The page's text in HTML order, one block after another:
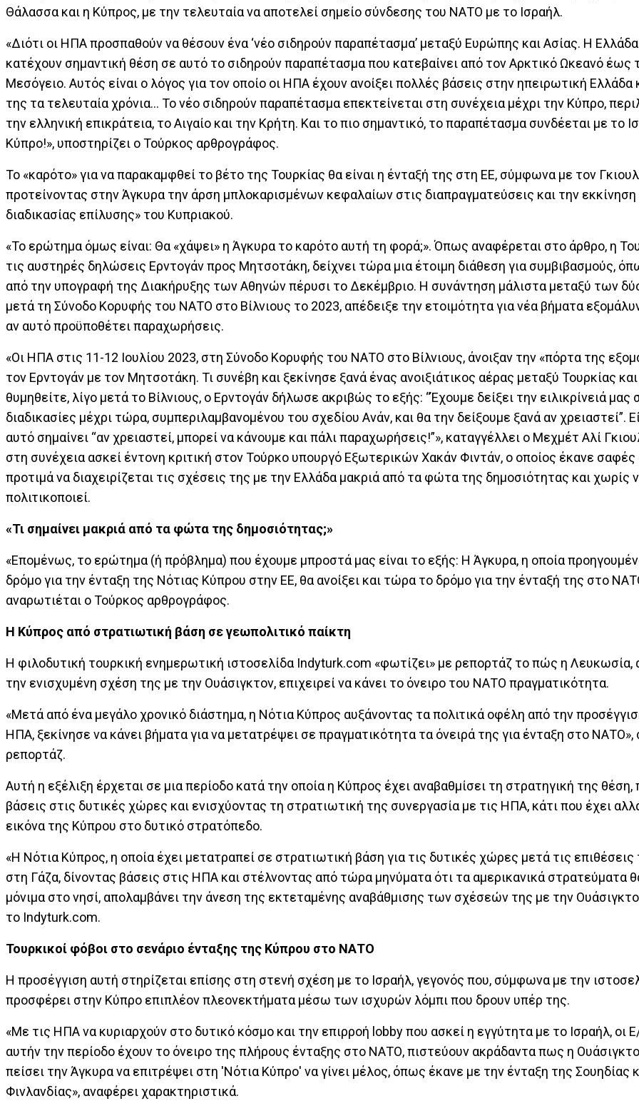
Θάλασσα και η Κύπρος, με την τελευταία να αποτελεί σημείο σύνδεσης του ΝΑΤΟ με το Ισραήλ.
«Διότι οι ΗΠΑ προσπαθούν να θέσουν ένα ‘νέο σιδηρούν παραπέτασμα’ μεταξύ Ευρώπης και Ασίας. Η
κατέχουν σημαντική θέση σε αυτό το σιδηρούν παραπέτασμα που κατεβαίνει από τον Αρκτικό Ωκεανό έως
Μεσόγειο. Αυτός είναι ο λόγος για τον οποίο οι ΗΠΑ έχουν ανοίξει πολλές βάσεις στην ηπειρωτική Ελλάδα
της τα τελευταία χρόνια... Το νέο σιδηρούν παραπέτασμα επεκτείνεται στη συνέχεια μέχρι την Κύπρο,
την ελληνική επικράτεια, το Αιγαίο και την Κρήτη. Και το πιο σημαντικό, το παραπέτασμα συνδέεται με το
Κύπρο!», υποστηρίζει ο Τούρκος αρθρογράφος.
Το «καρότο» για να παρακαμφθεί το βέτο της Τουρκίας θα είναι η ένταξή της στη ΕΕ, σύμφωνα με τον
προτείνοντας στην Άγκυρα την άρση μπλοκαρισμένων κεφαλαίων στις διαπραγματεύσεις και την εκκίνηση
διαδικασίας επίλυσης» του Κυπριακού.
«Το ερώτημα όμως είναι: Θα «χάψει» η Άγκυρα το καρότο αυτή τη φορά;». Όπως αναφέρεται στο άρθρο, η
τις αυστηρές δηλώσεις Ερντογάν προς Μητσοτάκη, δείχνει τώρα μια έτοιμη διάθεση για συμβιβασμούς,
από την υπογραφή της Διακήρυξης των Αθηνών πέρυσι το Δεκέμβριο. Η συνάντηση μάλιστα μεταξύ των
μετά τη Σύνοδο Κορυφής του ΝΑΤΟ στο Βίλνιους το 2023, απέδειξε την ετοιμότητα για νέα βήματα
αν αυτό προϋποθέτει παραχωρήσεις.
«Οι ΗΠΑ στις 11-12 Ιουλίου 2023, στη Σύνοδο Κορυφής του ΝΑΤΟ στο Βίλνιους, άνοιξαν την «πόρτα της
τον Ερντογάν με τον Μητσοτάκη. Τι συνέβη και ξεκίνησε ξανά ένας ανοιξιάτικος αέρας μεταξύ Τουρκίας
θυμηθείτε, λίγο μετά το Βίλνιους, ο Ερντογάν δήλωσε ακριβώς το εξής: “Έχουμε δείξει την ειλικρίνειά μας
διαδικασίες μέχρι τώρα, συμπεριλαμβανομένου του σχεδίου Ανάν, και θα την δείξουμε ξανά αν χρειαστεί”.
αυτό σημαίνει “αν χρειαστεί, μπορεί να κάνουμε και πάλι παραχωρήσεις!”», καταγγέλλει ο Μεχμέτ Αλί
στη συνέχεια ασκεί έντονη κριτική στον Τούρκο υπουργό Εξωτερικών Χακάν Φιντάν, ο οποίος έκανε σαφές
προτιμά να διαχειρίζεται τις σχέσεις της με την Ελλάδα μακριά από τα φώτα της δημοσιότητας και χωρίς
πολιτικοποιεί.
«Τι σημαίνει μακριά από τα φώτα της δημοσιότητας;»
«Επομένως, το ερώτημα (ή πρόβλημα) που έχουμε μπροστά μας είναι το εξής: Η Άγκυρα, η οποία
δρόμο για την ένταξη της Νότιας Κύπρου στην ΕΕ, θα ανοίξει και τώρα το δρόμο για την ένταξή της στο
αναρωτιέται ο Τούρκος αρθρογράφος.
Η Κύπρος από στρατιωτική βάση σε γεωπολιτικό παίκτη
Η φιλοδυτική τουρκική ενημερωτική ιστοσελίδα Indyturk.com «φωτίζει» με ρεπορτάζ το πώς η Λευκωσία,
την ενισχυμένη σχέση της με την Ουάσιγκτον, επιχειρεί να κάνει το όνειρο του ΝΑΤΟ πραγματικότητα.
«Μετά από ένα μεγάλο χρονικό διάστημα, η Νότια Κύπρος αυξάνοντας τα πολιτικά οφέλη από την
ΗΠΑ, ξεκίνησε να κάνει βήματα για να μετατρέψει σε πραγματικότητα τα όνειρά της για ένταξη στο ΝΑΤΟ»,
ρεπορτάζ.
Αυτή η εξέλιξη έρχεται σε μια περίοδο κατά την οποία η Κύπρος έχει αναβαθμίσει τη στρατηγική της
βάσεις στις δυτικές χώρες και ενισχύοντας τη στρατιωτική της συνεργασία με τις ΗΠΑ, κάτι που έχει
εικόνα της Κύπρου στο δυτικό στρατόπεδο.
«Η Νότια Κύπρος, η οποία έχει μετατραπεί σε στρατιωτική βάση για τις δυτικές χώρες μετά τις επιθέσεις
στη Γάζα, δίνοντας βάσεις στις ΗΠΑ και στέλνοντας από τώρα μηνύματα ότι τα αμερικανικά στρατεύματα
μόνιμα στο νησί, απολαμβάνει την άνεση της εκτεταμένης αναβάθμισης των σχέσεών της με την
το Indyturk.com.
Τουρκικοί φόβοι στο σενάριο ένταξης της Κύπρου στο ΝΑΤΟ
Η προσέγγιση αυτή στηρίζεται επίσης στη στενή σχέση με το Ισραήλ, γεγονός που, σύμφωνα με την
προσφέρει στην Κύπρο επιπλέον πλεονεκτήματα μέσω των ισχυρών λόμπι που δρουν υπέρ της.
«Με τις ΗΠΑ να κυριαρχούν στο δυτικό κόσμο και την επιρροή lobby που ασκεί η εγγύτητα με το Ισραήλ, οι
αυτήν την περίοδο έχουν το όνειρο της πλήρους ένταξης στο ΝΑΤΟ, πιστεύουν ακράδαντα πως η
πείσει την Άγκυρα να επιτρέψει στη 'Νότια Κύπρο' να γίνει μέλος, όπως έκανε με την ένταξη της Σουηδίας
Φινλανδίας», αναφέρει χαρακτηριστικά.